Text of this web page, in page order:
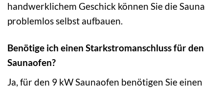
handwerklichem Geschick können Sie die Sauna
problemlos selbst aufbauen.
Benötige ich einen Starkstromanschluss für den
Saunaofen?
Ja, für den 9 kW Saunaofen benötigen Sie einen